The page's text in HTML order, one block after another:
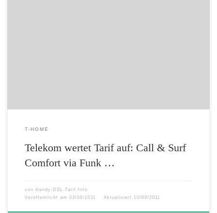
T-HOME
Telekom wertet Tarif auf: Call & Surf
Comfort via Funk …
von Handy-DSL-Tarif.Info
Veröffentlicht am 03/09/2011 Aktualisiert 10/09/2011